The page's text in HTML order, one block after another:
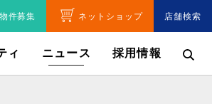
物件募集 ネットショップ 店舗検索
ィ ニュース 採用情報